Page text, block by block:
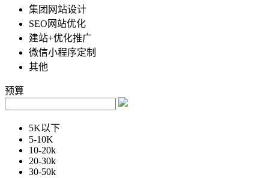
集团网站设计
SEO网站优化
建站+优化推广
微信小程序定制
其他
预算
5K以下
5-10K
10-20k
20-30k
30-50k